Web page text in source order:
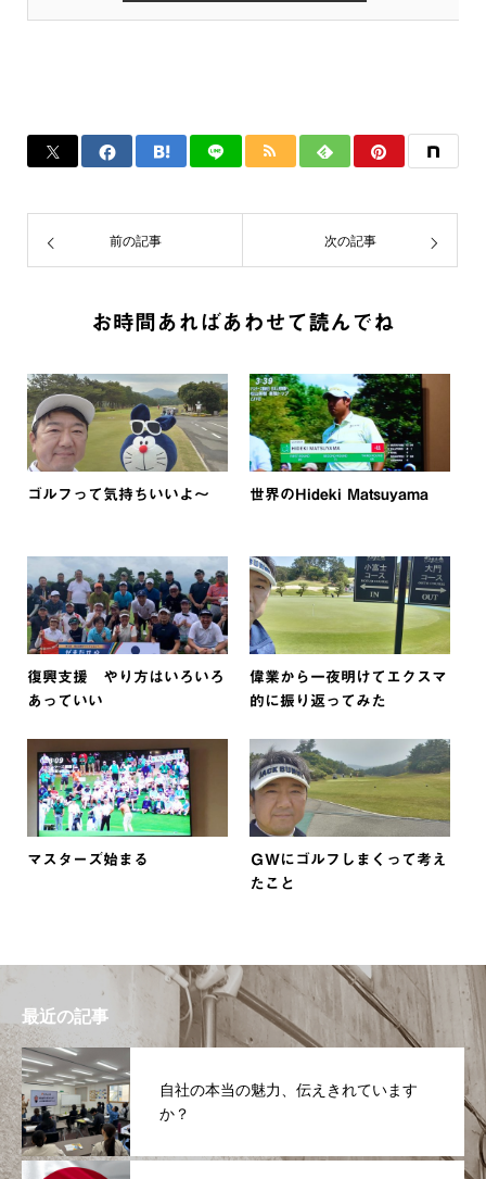
前の記事 次の記事
お時間あればあわせて読んでね
ゴルフって気持ちいいよ～ 世界のHideki Matsuyama
復興支援 やり方はいろいろ
あっていい
偉業から一夜明けてエクスマ
的に振り返ってみた
マスターズ始まる
ＧＷにゴルフしまくって考え
たこと
最近の記事
自社の本当の魅力、伝えきれています
か？